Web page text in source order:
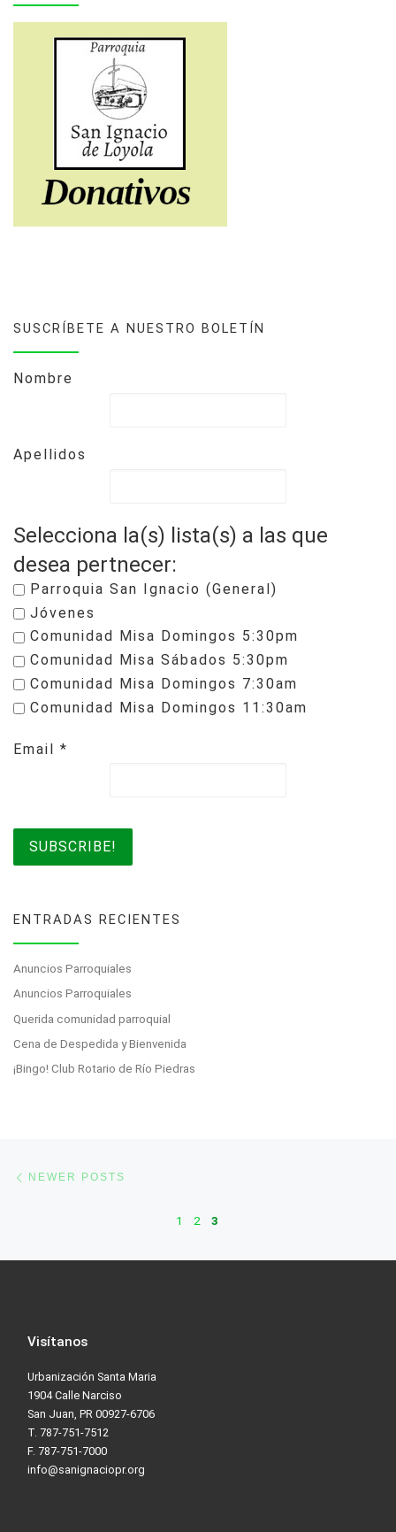
SUSCRÍBETE A NUESTRO BOLETÍN
Nombre
Apellidos
Selecciona la(s) lista(s) a las que
desea pertnecer:
Parroquia San Ignacio (General)
Jóvenes
Comunidad Misa Domingos 5:30pm
Comunidad Misa Sábados 5:30pm
Comunidad Misa Domingos 7:30am
Comunidad Misa Domingos 11:30am
Email *
ENTRADAS RECIENTES
Anuncios Parroquiales
Anuncios Parroquiales
Querida comunidad parroquial
Cena de Despedida y Bienvenida
¡Bingo! Club Rotario de Río Piedras
Posts navigation
NEWER POSTS
1 2 3
Visítanos
Urbanización Santa Maria
1904 Calle Narciso
San Juan, PR 00927-6706
T. 787-751-7512
F. 787-751-7000
info@sanignaciopr.org